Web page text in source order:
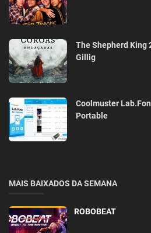
The Shepherd King
Gillig
Coolmuster
Portable
MAIS BAIXADOS DA SEMANA
ROBOBEAT